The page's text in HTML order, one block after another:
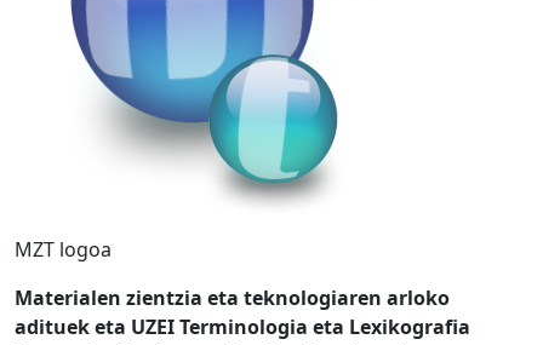
MZT logoa
Materialen zientzia eta teknologiaren arloko
adituek eta UZEI Terminologia eta Lexikografia